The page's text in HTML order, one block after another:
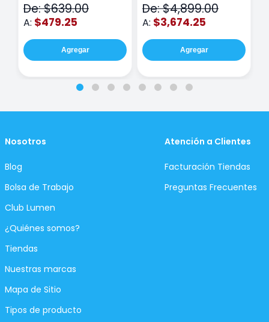
De: $639.00
A: $479.25
Agregar
De: $4,899.00
A: $3,674.25
Agregar
Nosotros
Blog
Bolsa de Trabajo
Club Lumen
¿Quiénes somos?
Tiendas
Nuestras marcas
Mapa de Sitio
Tipos de producto
Atención a Clientes
Facturación Tiendas
Preguntas Frecuentes